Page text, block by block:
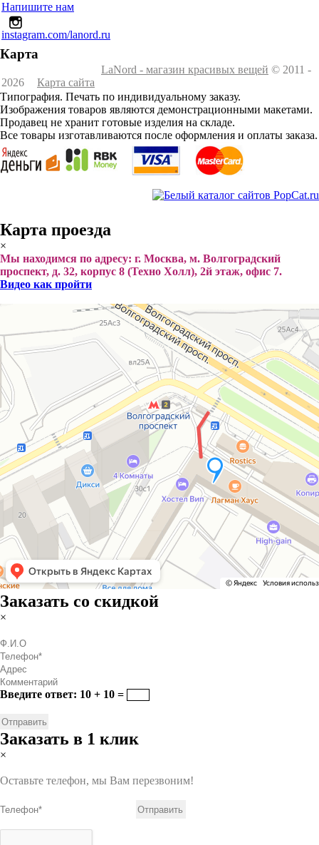
Напишите нам
instagram.com/lanord.ru
Карта
LaNord - магазин красивых вещей © 2011 -
2026
Карта сайта
Типография. Печать по индивидуальному заказу.
Изображения товаров являются демонстрационными макетами.
Продавец не хранит готовые изделия на складе.
Все товары изготавливаются после оформления и оплаты заказа.
Карта проезда
×
Мы находимся по адресу: г. Москва, м. Волгоградский
проспект, д. 32, корпус 8 (Техно Холл), 2й этаж, офис 7.
Видео как пройти
Заказать со скидкой
×
Введите ответ: 10 + 10 =
Заказать в 1 клик
×
Оставьте телефон, мы Вам перезвоним!